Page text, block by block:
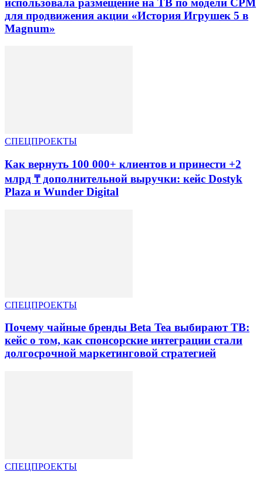
для продвижения акции «История Игрушек 5 в
Magnum»
СПЕЦПРОЕКТЫ
Как вернуть 100 000+ клиентов и принести +2
млрд ₸ дополнительной выручки: кейс Dostyk
Plaza и Wunder Digital
СПЕЦПРОЕКТЫ
Почему чайные бренды Beta Tea выбирают ТВ:
кейс о том, как спонсорские интеграции стали
долгосрочной маркетинговой стратегией
СПЕЦПРОЕКТЫ